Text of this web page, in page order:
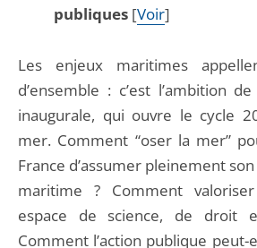
publiques [Voir]
Les enjeux maritimes
d’ensemble : c’est l’ambition
inaugurale, qui ouvre le cycle
mer. Comment “oser la mer”
France d’assumer pleinement
maritime ? Comment
espace de science, de droit
Comment l’action publique